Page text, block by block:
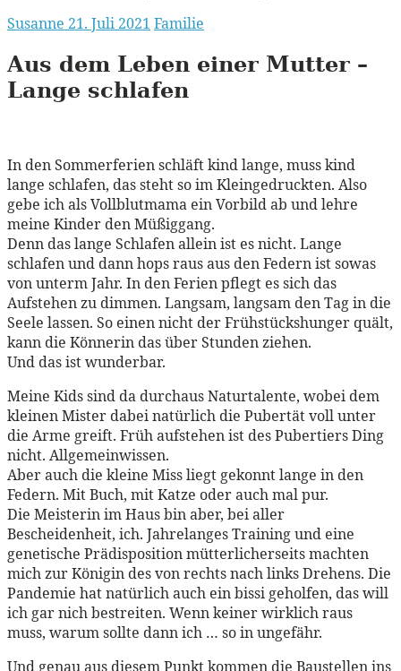
Susanne 21. Juli 2021 Familie
Aus dem Leben einer Mutter –
Lange schlafen
In den Sommerferien schläft kind lange, muss kind
lange schlafen, das steht so im Kleingedruckten. Also
gebe ich als Vollblutmama ein Vorbild ab und lehre
meine Kinder den Müßiggang.
Denn das lange Schlafen allein ist es nicht. Lange
schlafen und dann hops raus aus den Federn ist sowas
von unterm Jahr. In den Ferien pflegt es sich das
Aufstehen zu dimmen. Langsam, langsam den Tag in die
Seele lassen. So einen nicht der Frühstückshunger quält,
kann die Könnerin das über Stunden ziehen.
Und das ist wunderbar.
Meine Kids sind da durchaus Naturtalente, wobei dem
kleinen Mister dabei natürlich die Pubertät voll unter
die Arme greift. Früh aufstehen ist des Pubertiers Ding
nicht. Allgemeinwissen.
Aber auch die kleine Miss liegt gekonnt lange in den
Federn. Mit Buch, mit Katze oder auch mal pur.
Die Meisterin im Haus bin aber, bei aller
Bescheidenheit, ich. Jahrelanges Training und eine
genetische Prädisposition mütterlicherseits machten
mich zur Königin des von rechts nach links Drehens. Die
Pandemie hat natürlich auch ein bissi geholfen, das will
ich gar nich bestreiten. Wenn keiner wirklich raus
muss, warum sollte dann ich … so in ungefähr.
Und genau aus diesem Punkt kommen die Baustellen ins